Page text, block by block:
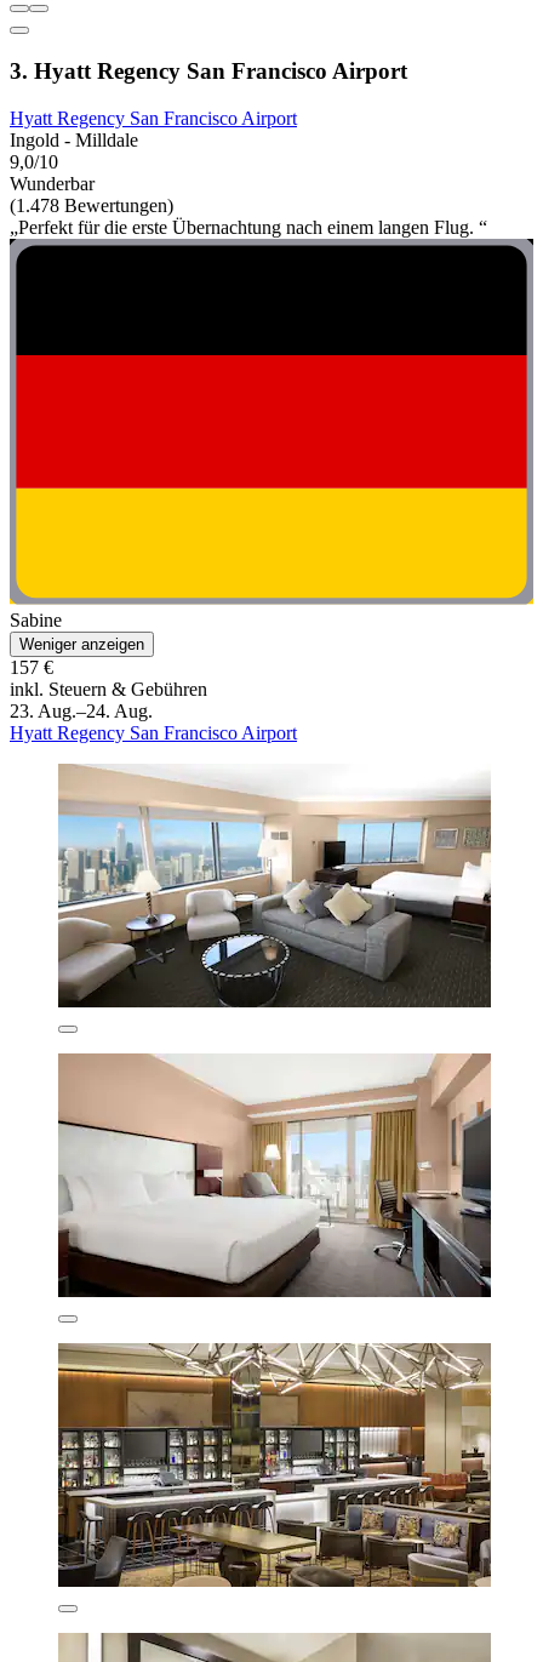
3. Hyatt Regency San Francisco Airport
Hyatt Regency San Francisco Airport
Ingold - Milldale
9,0/10
Wunderbar
(1.478 Bewertungen)
„Perfekt für die erste Übernachtung nach einem langen Flug. “
Sabine
Weniger anzeigen
157 €
inkl. Steuern & Gebühren
23. Aug.–24. Aug.
Hyatt Regency San Francisco Airport